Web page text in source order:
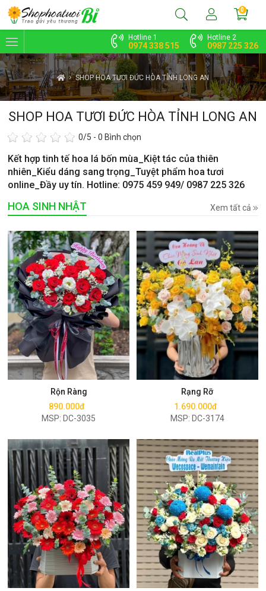
Hotline 1
0974 338 515
Hotline 2
0987 225 326
0
SHOP HOA TƯƠI ĐỨC HÒA TỈNH LONG AN
SHOP HOA TƯƠI ĐỨC HÒA TỈNH LONG AN
0/5 -0 Bình chọn
Kết hợp tinh tế hoa lá bốn mùa_Kiệt tác của thiên
nhiên_Kiểu dáng sang trọng_Tuyệt phẩm hoa tươi
online_Đầy uy tín. Hotline: 0975 459 949/ 0987 225 326
HOA SINH NHẬT Xem tất cả
Rộn Ràng
890.000đ
MSP: DC-3035
Mua ngay
Rạng Rỡ
1.690.000đ
MSP: DC-3174
Mua ngay
Mua ngay Mua ngay